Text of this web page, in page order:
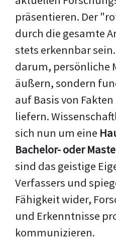
präsentieren. Der
durch die gesamte
stets erkennbar
darum, persönliche
äußern, sondern
auf Basis von
liefern.
sich nun um eine
Bachelor- oder
sind das geistige
Verfassers und
Fähigkeit wider,
und Erkenntnisse
kommunizieren.